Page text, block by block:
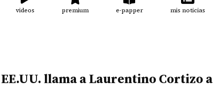
videos premium e-papper mis noticias
EE.UU. llama a Laurentino Cortizo a